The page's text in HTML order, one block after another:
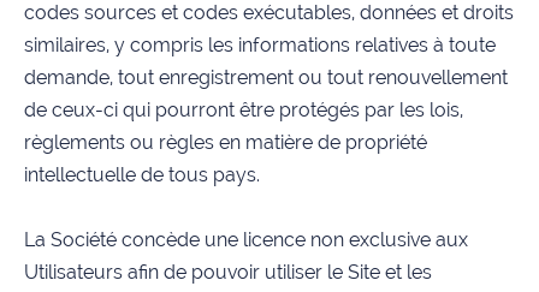
codes sources et codes exécutables, données et droits
similaires, y compris les informations relatives à toute
demande, tout enregistrement ou tout renouvellement
de ceux-ci qui pourront être protégés par les lois,
règlements ou règles en matière de propriété
intellectuelle de tous pays.
La Société concède une licence non exclusive aux
Utilisateurs afin de pouvoir utiliser le Site et les